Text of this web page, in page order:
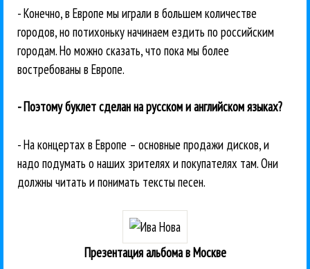
- Конечно, в Европе мы играли в большем количестве
городов, но потихоньку начинаем ездить по российским
городам. Но можно сказать, что пока мы более
востребованы в Европе.
- Поэтому буклет сделан на русском и английском языках?
- На концертах в Европе – основные продажи дисков, и
надо подумать о наших зрителях и покупателях там. Они
должны читать и понимать тексты песен.
Презентация альбома в Москве